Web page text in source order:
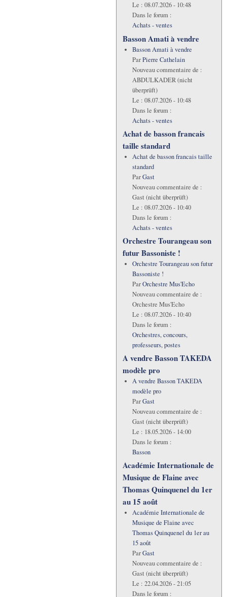
Le : 08.07.2026 - 10:48
Dans le forum :
Achats - ventes
Basson Amati à vendre
Basson Amati à vendre
ParPierre Cathelain
Nouveau commentaire de :
ABDULKADER (nicht
überprüft)
Le : 08.07.2026 - 10:48
Dans le forum :
Achats - ventes
Achat de basson francais
taille standard
Achat de basson francais taille
standard
ParGast
Nouveau commentaire de :
Gast (nicht überprüft)
Le : 08.07.2026 - 10:40
Dans le forum :
Achats - ventes
Orchestre Tourangeau son
futur Bassoniste !
Orchestre Tourangeau son futur
Bassoniste !
ParOrchestre Mus'Echo
Nouveau commentaire de :
Orchestre Mus'Echo
Le : 08.07.2026 - 10:40
Dans le forum :
Orchestres, concours,
professeurs, postes
A vendre Basson TAKEDA
modèle pro
A vendre Basson TAKEDA
modèle pro
ParGast
Nouveau commentaire de :
Gast (nicht überprüft)
Le : 18.05.2026 - 14:00
Dans le forum :
Basson
Académie Internationale de
Musique de Flaine avec
Thomas Quinquenel du 1er
au 15 août
Académie Internationale de
Musique de Flaine avec
Thomas Quinquenel du 1er au
15 août
ParGast
Nouveau commentaire de :
Gast (nicht überprüft)
Le : 22.04.2026 - 21:05
Dans le forum :